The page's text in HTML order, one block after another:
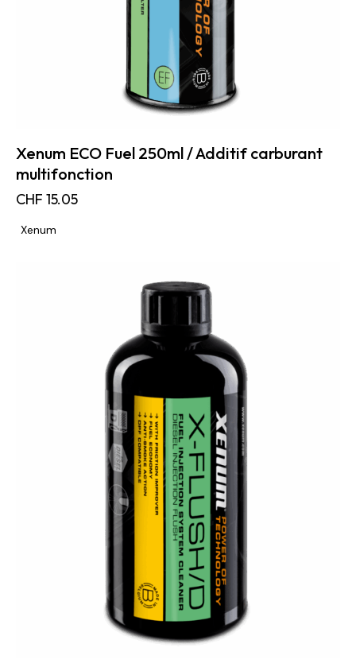
Xenum ECO Fuel 250ml / Additif carburant
multifonction
CHF 15.05
Xenum